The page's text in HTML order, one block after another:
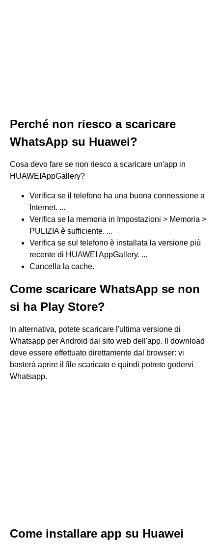
Perché non riesco a scaricare
WhatsApp su Huawei?
Cosa devo fare se non riesco a scaricare un'app in
HUAWEIAppGallery?
Verifica se il telefono ha una buona connessione a
Internet. ...
Verifica se la memoria in Impostazioni > Memoria >
PULIZIA è sufficiente. ...
Verifica se sul telefono è installata la versione più
recente di HUAWEI AppGallery. ...
Cancella la cache.
Come scaricare WhatsApp se non
si ha Play Store?
In alternativa, potete scaricare l'ultima versione di
Whatsapp per Android dal sito web dell'app. Il download
deve essere effettuato direttamente dal browser: vi
basterà aprire il file scaricato e quindi potrete godervi
Whatsapp.
Come installare app su Huawei